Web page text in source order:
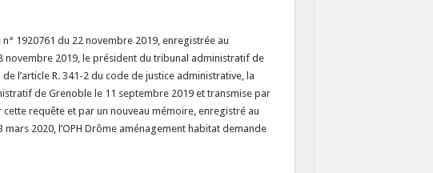
1920761 du 22 novembre 2019, enregistrée au
novembre 2019, le président du tribunal administratif de
l’article R. 341-2 du code de justice administrative, la
de Grenoble le 11 septembre 2019 et transmise par
requête et par un nouveau mémoire, enregistré au
2020, l’OPH Drôme aménagement habitat demande